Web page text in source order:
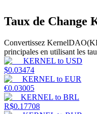
Jalonnement
Des rendements
Taux de Change
Convertissez
principales en utilisant les
KERNEL to USD
$0.03474
KERNEL to EUR
€0.03005
KERNEL to BRL
R$0.17708